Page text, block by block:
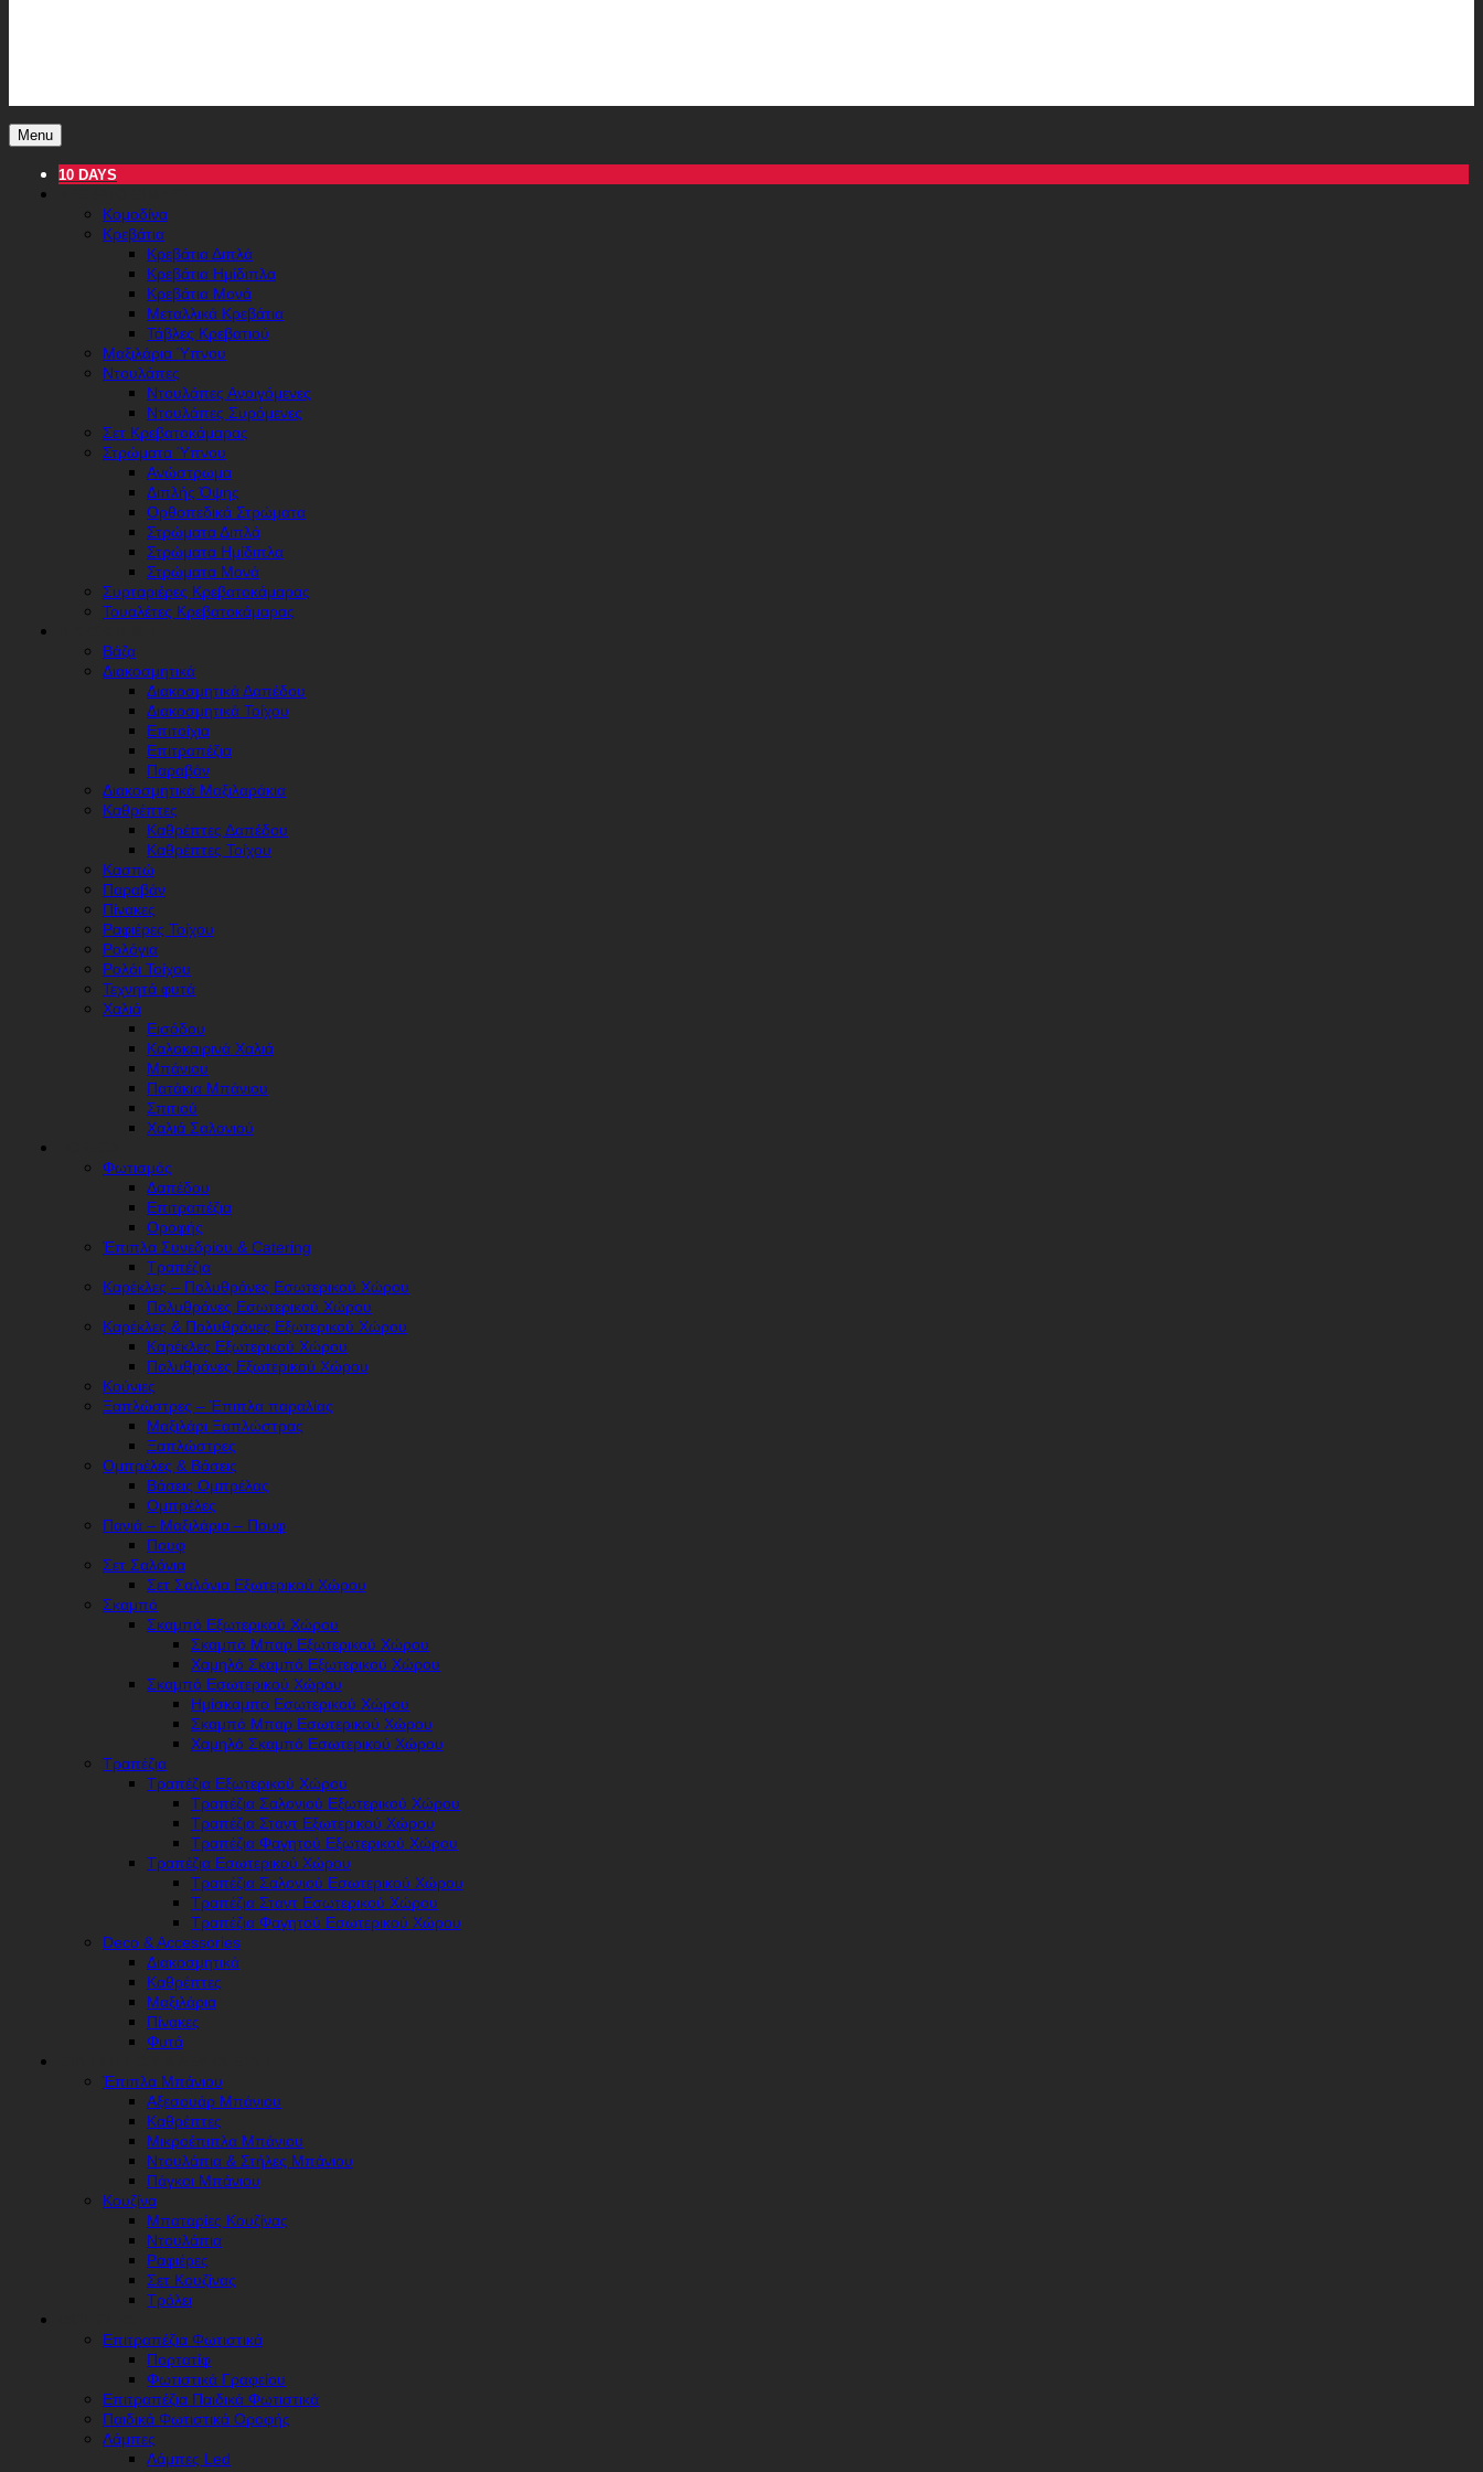
Menu
10 DAYS
Κομοδίνα
Κρεβάτια
Κρεβάτια Διπλά
Κρεβάτια Ημίδιπλα
Κρεβάτια Μονά
Μεταλλικά Κρεβάτια
Τάβλες Κρεβατιού
Μαξιλάρια Ύπνου
Ντουλάπες
Ντουλάπες Ανοιγόμενες
Ντουλάπες Συρόμενες
Σετ Κρεβατοκάμαρας
Στρώματα Ύπνου
Ανώστρωμα
Διπλής Όψης
Ορθοπεδικά Στρώματα
Στρώματα Διπλά
Στρώματα Ημίδιπλα
Στρώματα Μονά
Συρταριέρες Κρεβατοκάμαρας
Τουαλέτες Κρεβατοκάμαρας
Βάζα
Διακοσμητικά
Διακοσμητικά Δαπέδου
Διακοσμητικά Τοίχου
Επιτοίχια
Επιτραπέζια
Παραβάν
Διακοσμητικά Μαξιλαράκια
Καθρέπτες
Καθρέπτες Δαπέδου
Καθρέπτες Τοίχου
Κασπώ
Παραβάν
Πίνακες
Ραφιέρες Τοίχου
Ρολόγια
Ρολόι Τοίχου
Τεχνητά φυτά
Χαλιά
Εισόδου
Καλοκαιρινά Χαλιά
Μπάνιου
Πατάκια Μπάνιου
Σπιτιού
Χαλιά Σαλονιού
Φωτισμός
Δαπέδου
Επιτραπέζια
Οροφής
Έπιπλα Συνεδρίου & Catering
Τραπέζια
Καρέκλες – Πολυθρόνες Εσωτερικού Χώρου
Πολυθρόνες Εσωτερικού Χώρου
Καρέκλες & Πολυθρόνες Εξωτερικού Χώρου
Καρέκλες Εξωτερικού Χώρου
Πολυθρόνες Εξωτερικού Χώρου
Κούνιες
Ξαπλώστρες – Έπιπλα παραλίας
Μαξιλάρι Ξαπλώστρας
Ξαπλώστρες
Ομπρέλες & Βάσεις
Βάσεις Ομπρέλας
Ομπρέλες
Πανιά – Μαξιλάρια – Πουφ
Πουφ
Σετ Σαλόνια
Σετ Σαλόνια Εξωτερικού Χώρου
Σκαμπό
Σκαμπό Εξωτερικού Χώρου
Σκαμπό Μπαρ Εξωτερικού Χώρου
Χαμηλό Σκαμπό Εξωτερικού Χώρου
Σκαμπό Εσωτερικού Χώρου
Ημίσκαμπο Εσωτερικού Χώρου
Σκαμπό Μπαρ Εσωτερικού Χώρου
Χαμηλό Σκαμπό Εσωτερικού Χώρου
Τραπέζια
Τραπέζια Εξωτερικού Χώρου
Τραπέζια Σαλονιού Εξωτερικού Χώρου
Τραπέζια Σταντ Εξωτερικού Χώρου
Τραπέζια Φαγητού Εξωτερικού Χώρου
Τραπέζια Εσωτερικού Χώρου
Τραπέζια Σαλονιού Εσωτερικού Χώρου
Τραπέζια Σταντ Εσωτερικού Χώρου
Τραπέζια Φαγητού Εσωτερικού Χώρου
Deco & Accessories
Διακοσμητικά
Καθρέπτες
Μαξιλάρια
Πίνακες
Φυτά
Έπιπλα Μπάνιου
Αξεσουάρ Μπάνιου
Καθρέπτες
Μικροέπιπλα Μπάνιου
Ντουλάπια & Στήλες Μπάνιου
Πάγκοι Μπάνιου
Κουζίνα
Μπαταρίες Κουζίνας
Ντουλάπια
Ραφιέρες
Σετ Κουζίνας
Τρόλει
Επιτραπέζια Φωτιστικά
Πορτατίφ
Φωτιστικά Γραφείου
Επιτραπέζια Παιδικά Φωτιστικά
Παιδικά Φωτιστικά Οροφής
Λάμπες
Λάμπες Led